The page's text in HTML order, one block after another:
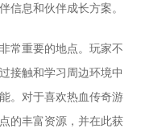
信息和伙伴成长方案。
常重要的地点。玩家不
接触和学习周边环境中
。对于喜欢热血传奇游
的丰富资源，并在此获